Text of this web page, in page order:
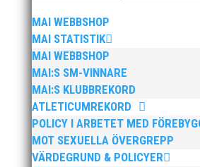
MAI WEBBSHOP
MAI STATISTIK
MAI WEBBSHOP
MAI:S SM-VINNARE
MAI:S KLUBBREKORD
ATLETICUMREKORD
POLICY I ARBETET MED
MOT SEXUELLA ÖVERGREPP
VÄRDEGRUND & POLICYER
Nu är hösten här och för oss
saker beroende på var man
organisationen. Här kommer en
från mig som ordförande i vår
jag uppfattar läget i våra olika
BroloppetAtt...